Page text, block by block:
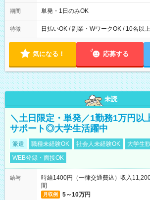
00～20：00
期間 単発・1日のみOK
特徴 日払いOK / 副業・WワークOK / 10名以
気になる！ 応募する
未読
＼土日限定・単発／1勤務1万円以
サポート◎大学生活躍中
派遣 職種未経験OK 社会人未経験OK 大学生
WEB登録・面接OK
給与
時給1400円（一律交通費込）収入
間
月収例 5～10万円